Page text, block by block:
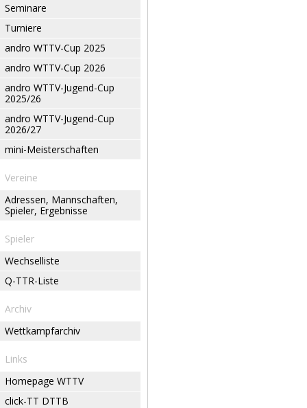
Seminare
Turniere
andro WTTV-Cup 2025
andro WTTV-Cup 2026
andro WTTV-Jugend-Cup
2025/26
andro WTTV-Jugend-Cup
2026/27
mini-Meisterschaften
Vereine
Adressen, Mannschaften,
Spieler, Ergebnisse
Spieler
Wechselliste
Q-TTR-Liste
Archiv
Wettkampfarchiv
Links
Homepage WTTV
click-TT DTTB